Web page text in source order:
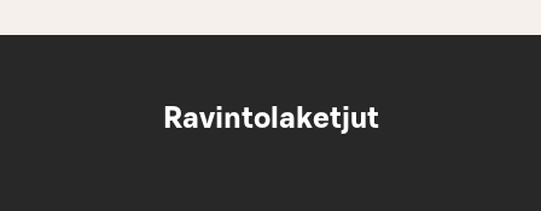
Ravintolaketjut